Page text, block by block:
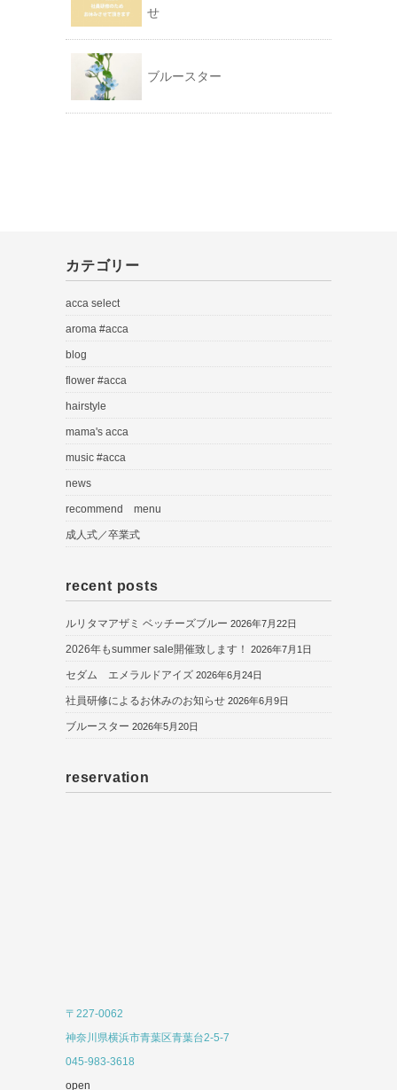
せ
ブルースター
カテゴリー
acca select
aroma #acca
blog
flower #acca
hairstyle
mama's acca
music #acca
news
recommend menu
成人式／卒業式
recent posts
ルリタマアザミ ベッチーズブルー 2026年7月22日
2026年もsummer sale開催致します！ 2026年7月1日
セダム エメラルドアイズ 2026年6月24日
社員研修によるお休みのお知らせ 2026年6月9日
ブルースター 2026年5月20日
reservation
〒227-0062
神奈川県横浜市青葉区青葉台2-5-7
045-983-3618
open